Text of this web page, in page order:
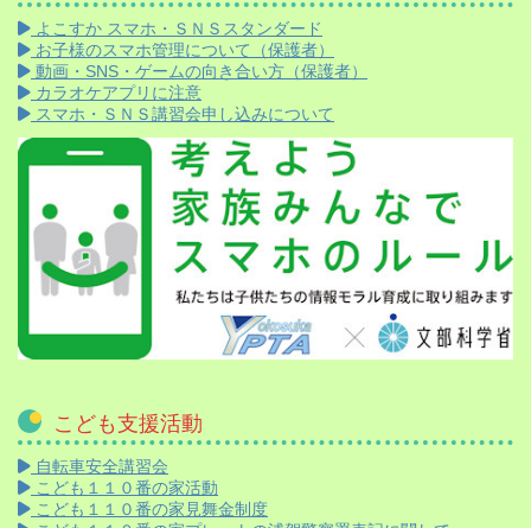
よこすか スマホ・ＳＮＳスタンダード
お子様のスマホ管理について（保護者）
動画・SNS・ゲームの向き合い方（保護者）
カラオケアプリに注意
スマホ・ＳＮＳ講習会申し込みについて
こども支援活動
自転車安全講習会
こども１１０番の家活動
こども１１０番の家見舞金制度